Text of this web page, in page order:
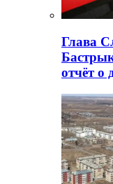
Глава
отчёт о